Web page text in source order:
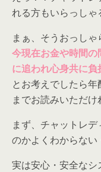
れる方もいらっしゃ
まぁ、そうおっしゃ
今現在お金や時間の
に追われ心身共に
とお考えでしたら
までお読みいただけ
まず、チャットレ
のかよくわからない
実は安心・安全なシ